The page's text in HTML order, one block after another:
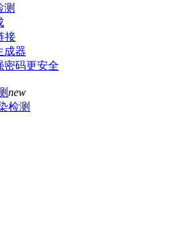
测
接
成器
密码更安全
new
检测